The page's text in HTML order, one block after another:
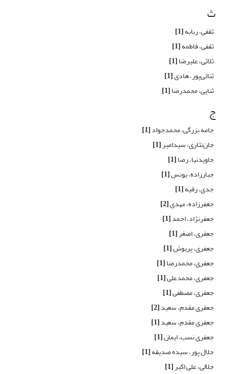
ث
ثقفی، ربابه[1]
ثقفی، فاطمه[1]
ثلاثی، علیرضا[1]
ثنائی‌پور، هادی[1]
ثنایی، محمدرضا[1]
ج
جامه بزرگی، محمدجواد[1]
جان‌نثاری، سیدامیر[1]
جاویدنیا، رضا[1]
جبارزاده، یونس[1]
جدی، رقیه[1]
جعفرزاده، مهدی[2]
جعفرنژاد، احمد[1]
جعفری، اصغر[1]
جعفری، پریوش[1]
جعفری، محمدرضا[1]
جعفری، محمدعلی[1]
جعفری، مصطفی[1]
جعفری مقدم، سعید[2]
جعفری مقدم، سعید[1]
جعفری نسب، ایمان[1]
جلال پور، سیده صدیقه[1]
جلالی، علی اکبر[1]